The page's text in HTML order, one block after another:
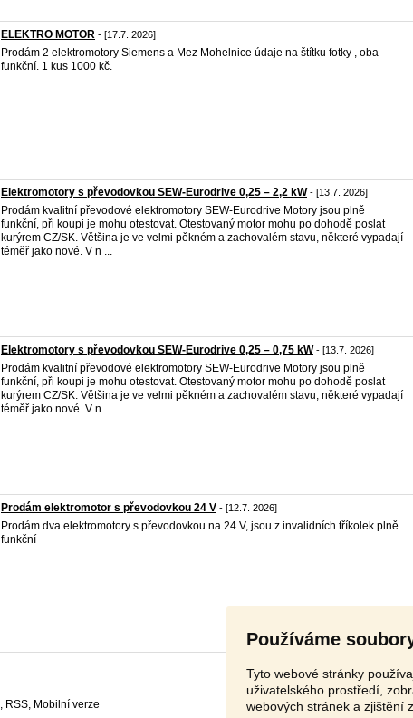
Používáme
Tyto webové stránky
uživatelského prostředí,
webových stránek a zjištění
ELEKTRO MOTOR - [17.7. 2026]
Prodám 2 elektromotory Siemens a Mez Mohelnice údaje na štítku fotky , oba
funkční. 1 kus 1000 kč.
Elektromotory s převodovkou SEW-Eurodrive 0,25 – 2,2 kW- [13.7. 2026]
Prodám kvalitní převodové elektromotory SEW-Eurodrive Motory jsou plně
funkční, při koupi je mohu otestovat. Otestovaný motor mohu po dohodě poslat
kurýrem CZ/SK. Většina je ve velmi pěkném a zachovalém stavu, některé vypadají
téměř jako nové. V n ...
Elektromotory s převodovkou SEW-Eurodrive 0,25 – 0,75 kW- [13.7. 2026]
Prodám kvalitní převodové elektromotory SEW-Eurodrive Motory jsou plně
funkční, při koupi je mohu otestovat. Otestovaný motor mohu po dohodě poslat
kurýrem CZ/SK. Většina je ve velmi pěkném a zachovalém stavu, některé vypadají
téměř jako nové. V n ...
Prodám elektromotor s převodovkou 24 V - [12.7. 2026]
Prodám dva elektromotory s převodovkou na 24 V, jsou z invalidních tříkolek plně
funkční
, RSS,